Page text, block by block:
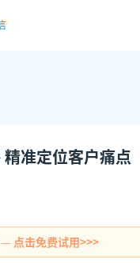
准定位客户痛点
— 点击免费试用>>>